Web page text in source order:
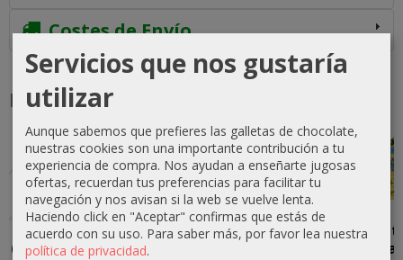
Costes de Envío
Productos Relacionados
Agotado-5 %
Sherwood
(en español)
The
Crusader
-10 %
Operation
Rösselsprung
Agotado
The Hamlet,
mapa para
Servicios que nos gustaría
utilizar
Aunque sabemos que prefieres las galletas de chocolate,
nuestras cookies son una importante contribución a tu
experiencia de compra. Nos ayudan a enseñarte jugosas
ofertas, recuerdan tus preferencias para facilitar tu
navegación y nos avisan si la web se vuelve lenta.
Haciendo click en "Aceptar" confirmas que estás de
acuerdo con su uso. Para saber más, por favor lea nuestra
política de privacidad.